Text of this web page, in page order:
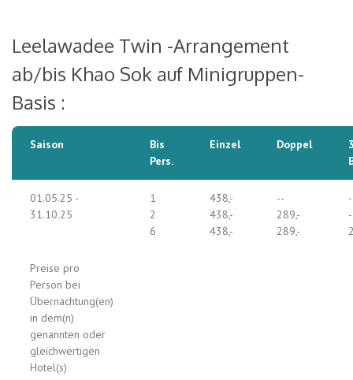
Leelawadee Twin -Arrangement
ab/bis Khao Sok auf Minigruppen-
Basis :
Saison
Bis
Pers.
Einzel Doppel
01.05.25 -
31.10.25
1
2
6
438,-
438,-
438,-
--
289,-
289,-
Preise pro
Person bei
Übernachtung(en)
in dem(n)
genannten oder
gleichwertigen
Hotel(s)